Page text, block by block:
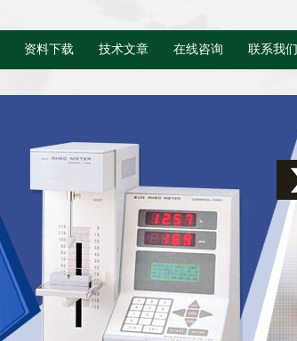
资料下载 技术文章 在线咨询 联系我们